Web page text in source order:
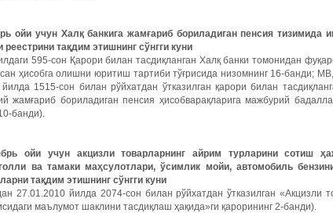
ойи учун Халқ банкига жамғариб бориладиган пенсия тизимида
реестрини тақдим этишнинг сўнгги куни
595-сон Қарори билан тасдиқланган Халқ банки томонидан
ҳисобга олишни юритиш тартиби тўғрисида низомнинг ­16-банди;
1515-сон билан рўйхатдан ўтказилган қарори билан
жамғариб бориладиган пенсия ҳисобварақларига мажбурий
банди).
ойи учун акцизли товарларнинг айрим турларини сотиш
ва тамаки маҳсулотлари,ўсимлик мойи, автомобиль
тақдим этишнинг сўнгги куни
27.01.2010 йилда 2074-сон билан рўйхатдан ўтказилган «Акцизли
маълумот шаклини тасдиқлаш ҳақида»ги қарорининг 2-банди).